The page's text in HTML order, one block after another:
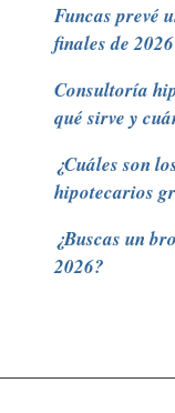
Funcas prevé
finales de
Consultoría
qué sirve y
¿Cuáles son
hipotecarios
¿Buscas un
2026?